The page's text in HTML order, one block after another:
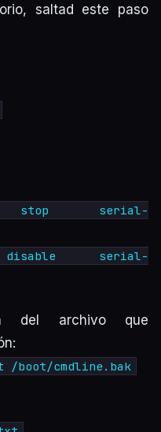
saltad este paso
stop serial-
disable serial-
del archivo que
/boot/cmdline.bak